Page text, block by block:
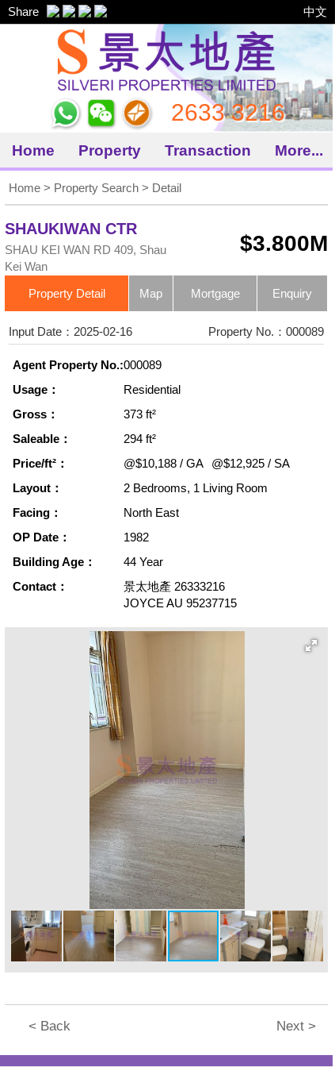
Share 中文
2633 3216
Home Property Transaction More...
Home > Property Search > Detail
SHAUKIWAN CTR
BLK C
SHAU KEI WAN RD 409, Shau
Kei Wan
$3.800M
Property Detail Map Mortgage Enquiry
Input Date：2025-02-16 Property No.：000089
Agent Property No.:000089
Usage：
Residential
Gross：
373 ft²
Saleable：
294 ft²
Price/ft²：
@$10,188 / GA
@$12,925 / SA
Layout：
2 Bedrooms, 1 Living Room
Facing：
North East
OP Date：
1982
Building Age：
44 Year
Contact：
景太地產 26333216
JOYCE AU 95237715
< Back Next >